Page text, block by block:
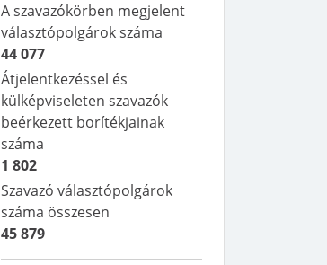
A szavazókörben megjelent
választópolgárok száma
44 077
Átjelentkezéssel és
külképviseleten szavazók
beérkezett borítékjainak
száma
1 802
Szavazó választópolgárok
száma összesen
45 879